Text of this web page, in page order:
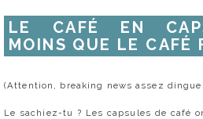
LE CAFÉ EN
MOINS QUE LE CAFÉ
(Attention, breaking news assez
Le sachiez-tu ? Les capsules de café